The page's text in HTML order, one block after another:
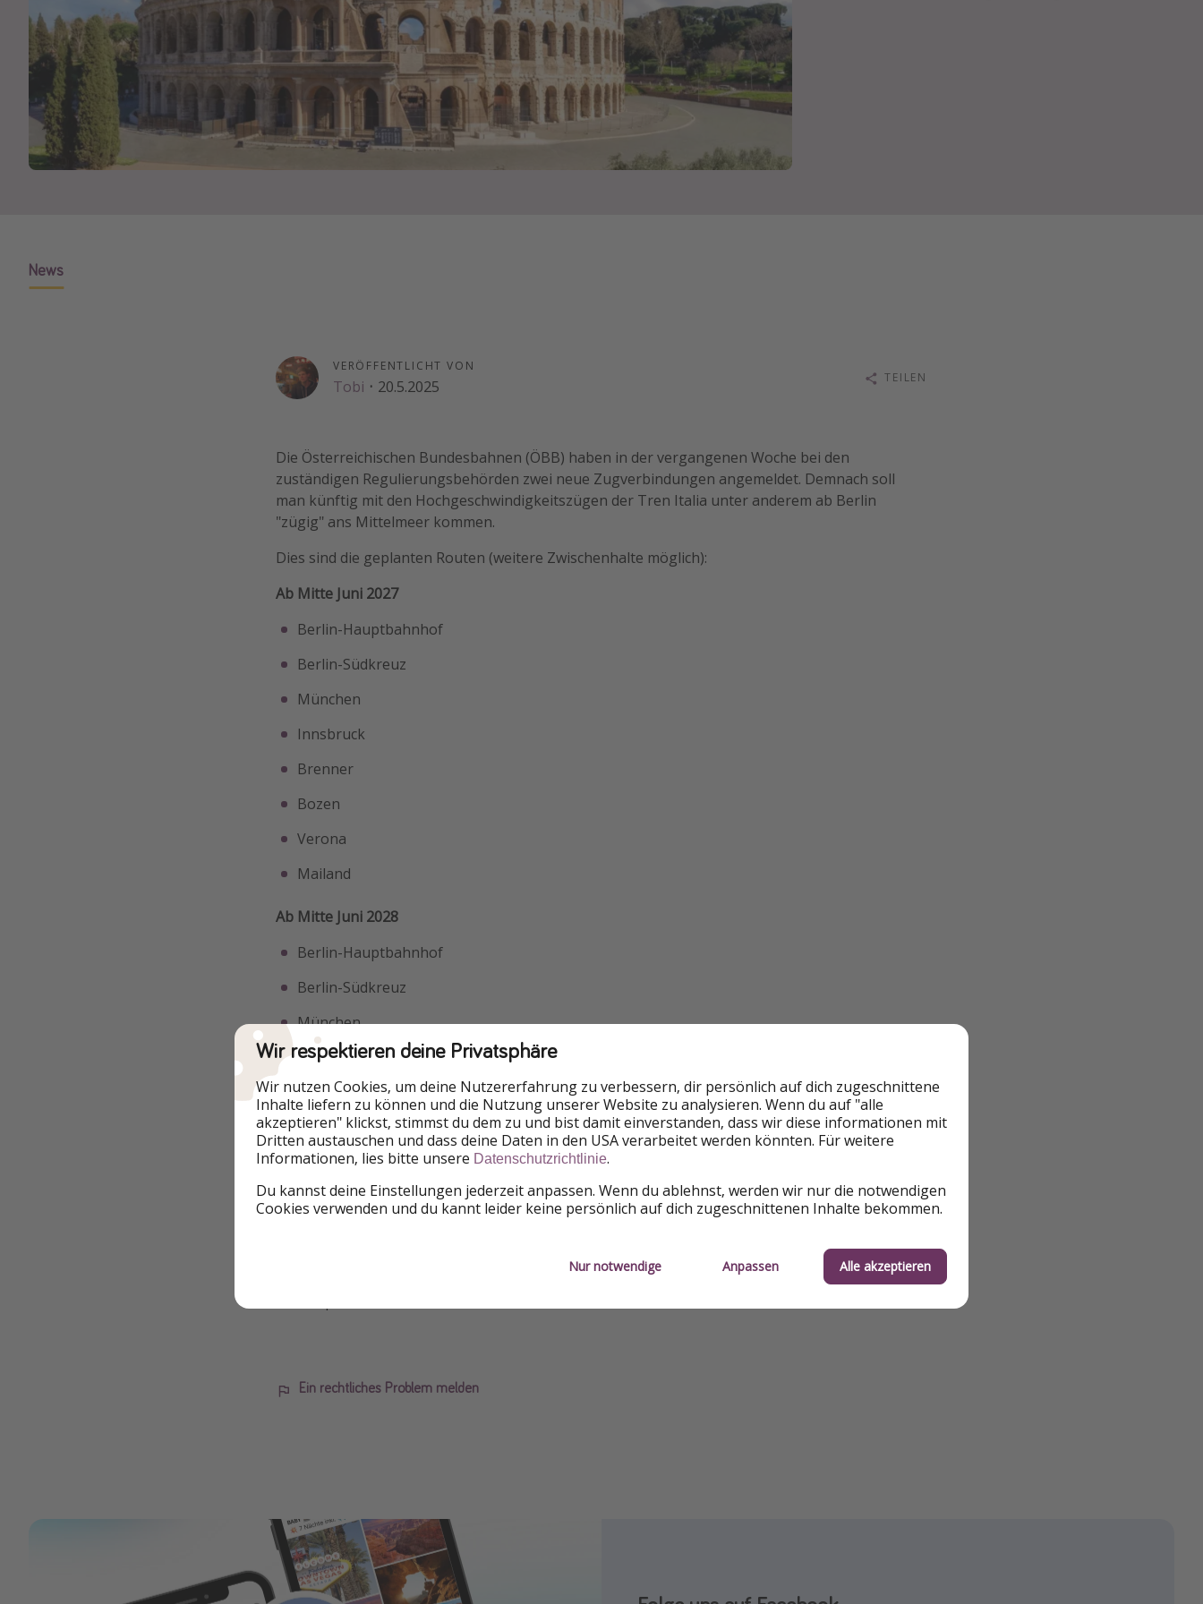
News
VERÖFFENTLICHT VON
Tobi · 20.5.2025 TEILEN
Die Österreichischen Bundesbahnen (ÖBB) haben in der vergangenen Woche bei den
zuständigen Regulierungsbehörden zwei neue Zugverbindungen angemeldet. Demnach soll
man künftig mit den Hochgeschwindigkeitszügen der Tren Italia unter anderem ab Berlin
"zügig" ans Mittelmeer kommen.
Dies sind die geplanten Routen (weitere Zwischenhalte möglich):
Ab Mitte Juni 2027
Berlin-Hauptbahnhof
Berlin-Südkreuz
München
Innsbruck
Brenner
Bozen
Verona
Mailand
Ab Mitte Juni 2028
Berlin-Hauptbahnhof
Berlin-Südkreuz
München
Innsbruck
Brenner
Bozen
Verona
Bologna
Ein rechtliches Problem melden
Folge uns auf Instagram
Wir respektieren deine Privatsphäre
Wir nutzen Cookies, um deine Nutzererfahrung zu verbessern, dir persönlich auf dich zugeschnittene
Inhalte liefern zu können und die Nutzung unserer Website zu analysieren. Wenn du auf "alle
akzeptieren" klickst, stimmst du dem zu und bist damit einverstanden, dass wir diese informationen mit
Dritten austauschen und dass deine Daten in den USA verarbeitet werden könnten. Für weitere
Informationen, lies bitte unsere Datenschutzrichtlinie.
Du kannst deine Einstellungen jederzeit anpassen. Wenn du ablehnst, werden wir nur die notwendigen
Cookies verwenden und du kannt leider keine persönlich auf dich zugeschnittenen Inhalte bekommen.
Nur notwendige Anpassen Alle akzeptieren